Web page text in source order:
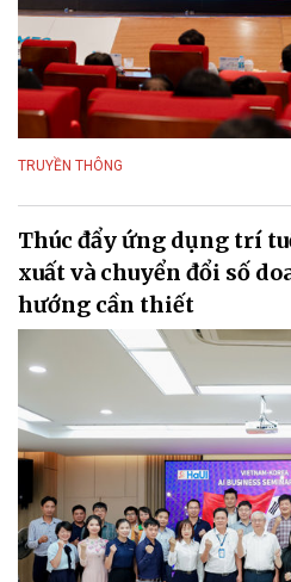
TRUYỀN THÔNG
Thúc đẩy ứng dụng trí
xuất và chuyển đổi số
hướng cần thiết